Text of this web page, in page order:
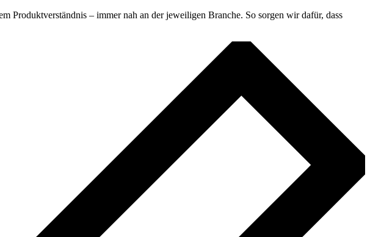
Produktverständnis – immer nah an der jeweiligen Branche. So sorgen wir dafür, dass